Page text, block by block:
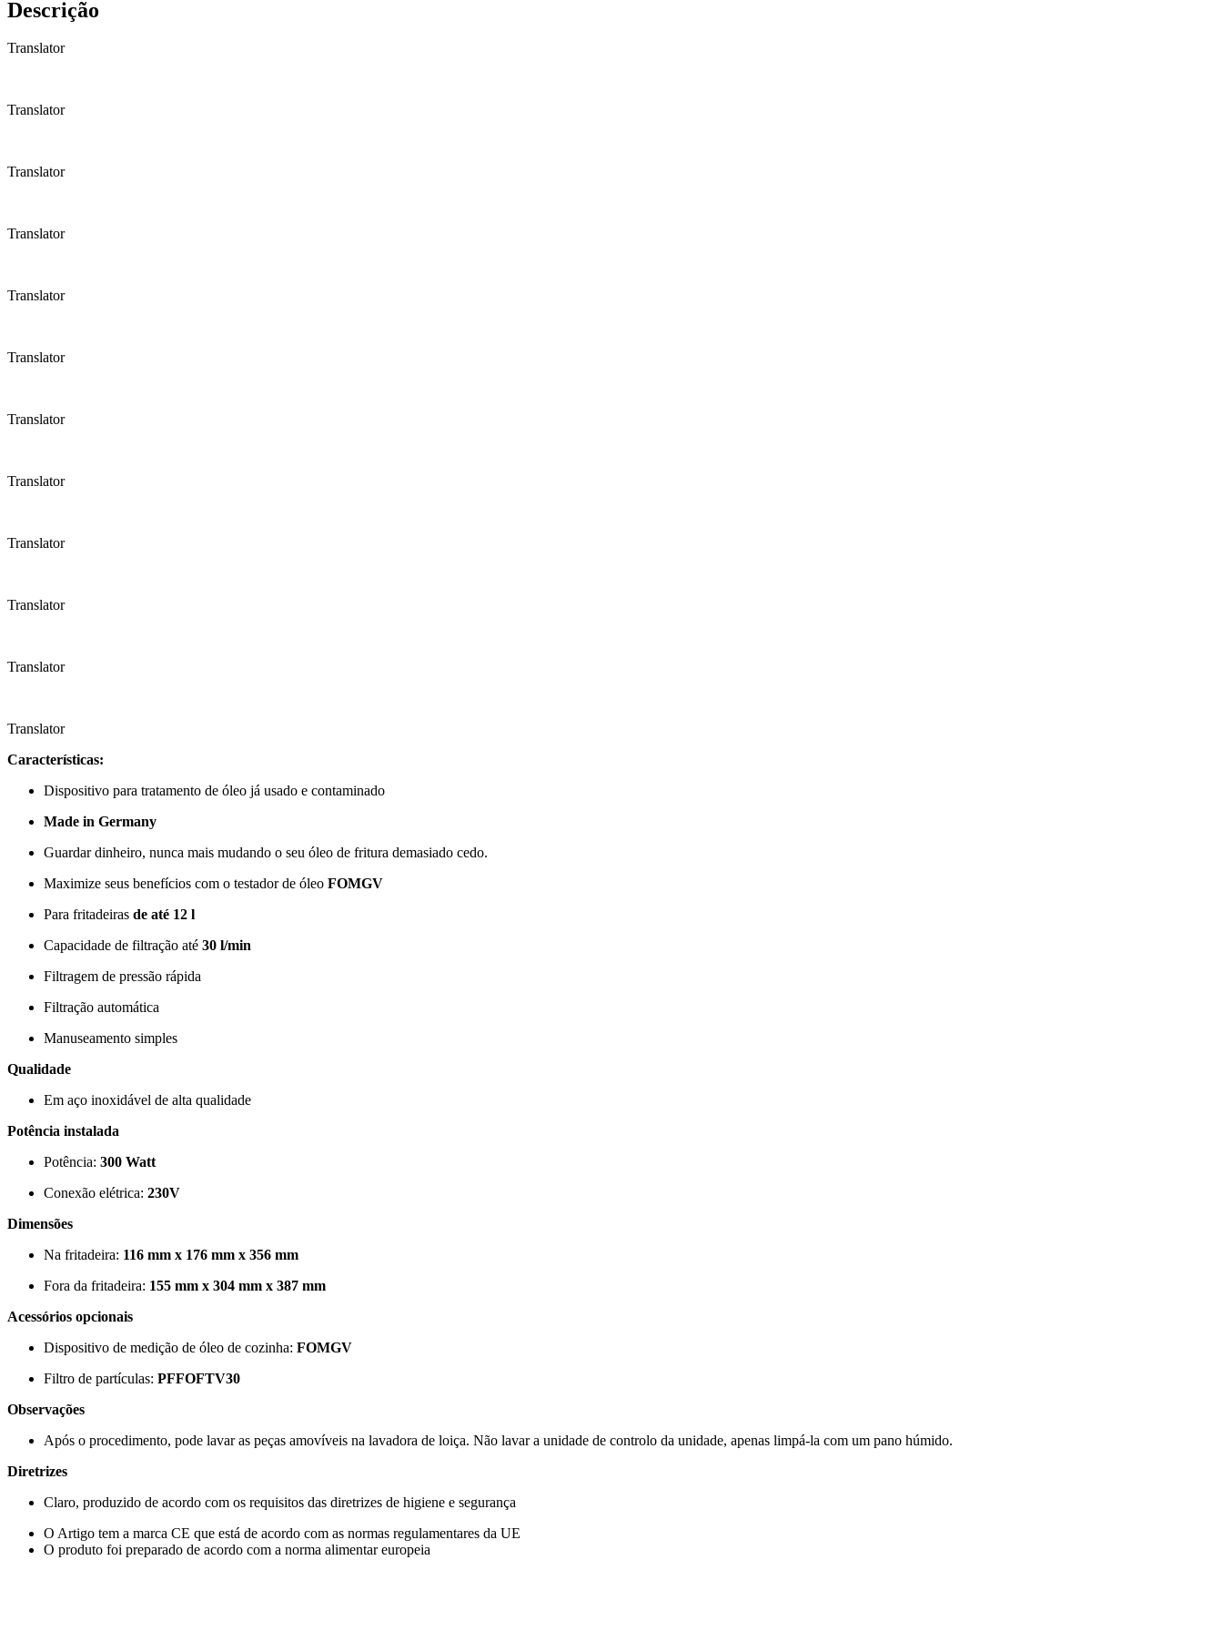
Descrição
Translator
Translator
Translator
Translator
Translator
Translator
Translator
Translator
Translator
Translator
Translator
Translator
Características:
Dispositivo para tratamento de óleo já usado e contaminado
Made in Germany
Guardar dinheiro, nunca mais mudando o seu óleo de fritura demasiado cedo.
Maximize seus benefícios com o testador de óleo FOMGV
Para fritadeiras de até 12 l
Capacidade de filtração até 30 l/min
Filtragem de pressão rápida
Filtração automática
Manuseamento simples
Qualidade
Em aço inoxidável de alta qualidade
Potência instalada
Potência: 300 Watt
Conexão elétrica: 230V
Dimensões
Na fritadeira: 116 mm x 176 mm x 356 mm
Fora da fritadeira: 155 mm x 304 mm x 387 mm
Acessórios opcionais
Dispositivo de medição de óleo de cozinha: FOMGV
Filtro de partículas: PFFOFTV30
Observações
Após o procedimento, pode lavar as peças amovíveis na lavadora de loiça. Não lavar a unidade de controlo da unidade, apenas limpá-la com um pano húmido.
Diretrizes
Claro, produzido de acordo com os requisitos das diretrizes de higiene e segurança
O Artigo tem a marca CE que está de acordo com as normas regulamentares da UE
O produto foi preparado de acordo com a norma alimentar europeia